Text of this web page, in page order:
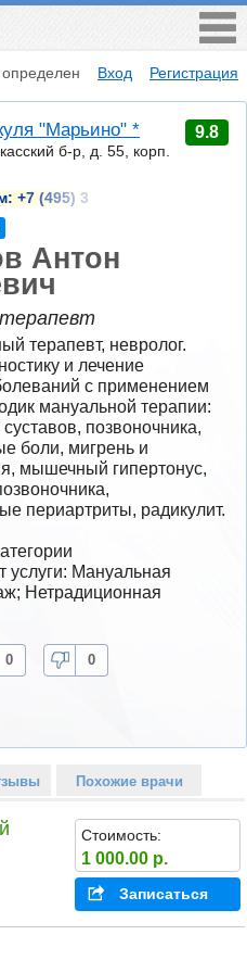
Вход Регистрация
"Марьино" *
б-р, д. 55, корп.
+7 (495) 3
9.8
Антон
терапевт, невролог.
и лечение
с применением
мануальной терапии:
позвоночника,
боли, мигрень и
мышечный гипертонус,
периартриты, радикулит.
услуги: Мануальная
Нетрадиционная
0 0
Похожие врачи
Стоимость:
1 000.00 р.
Записаться